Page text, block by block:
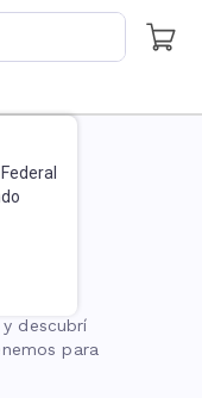
descubrí
para